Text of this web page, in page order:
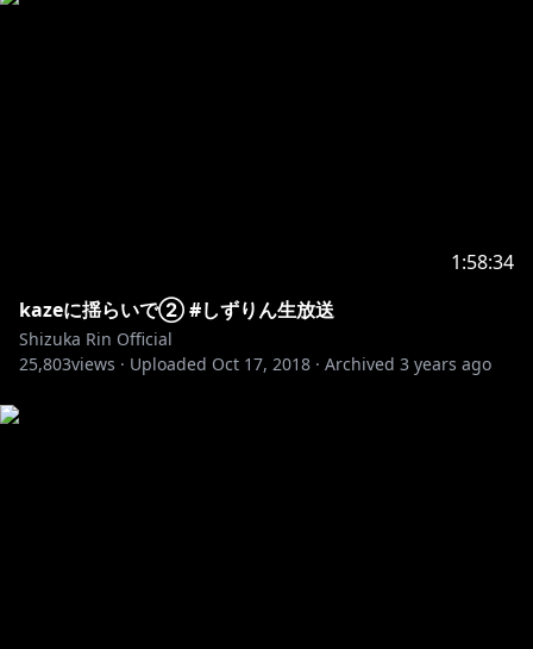
1:58:34
kazeに揺らいで② #しずりん生放送
Shizuka Rin Official
25,803views · Uploaded Oct 17, 2018 · Archived 3 years ago